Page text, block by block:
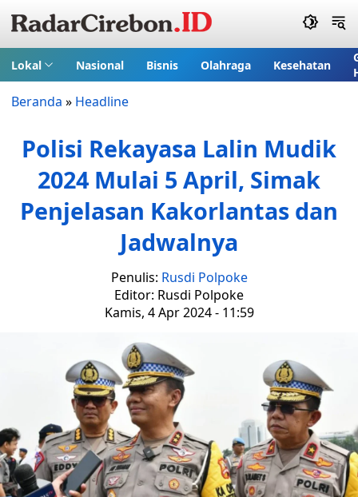
Lokal Nasional Bisnis Olahraga Kesehatan
Beranda » Headline
Polisi Rekayasa Lalin Mudik
2024 Mulai 5 April, Simak
Penjelasan Kakorlantas dan
Jadwalnya
Penulis: Rusdi Polpoke
Editor: Rusdi Polpoke
Kamis, 4 Apr 2024 - 11:59